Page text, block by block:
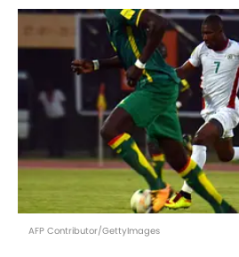
AFP Contributor/GettyImages